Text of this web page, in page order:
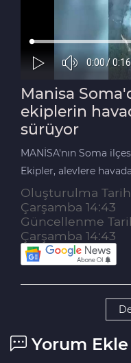
Manisa
ekiplerin
sürüyor
MANİSA'nın Soma
Ekipler, alevlere
Oluşturulma
Çarşamba 14:43
Güncellenme
Çarşamba 14:43
Yorum Ekle